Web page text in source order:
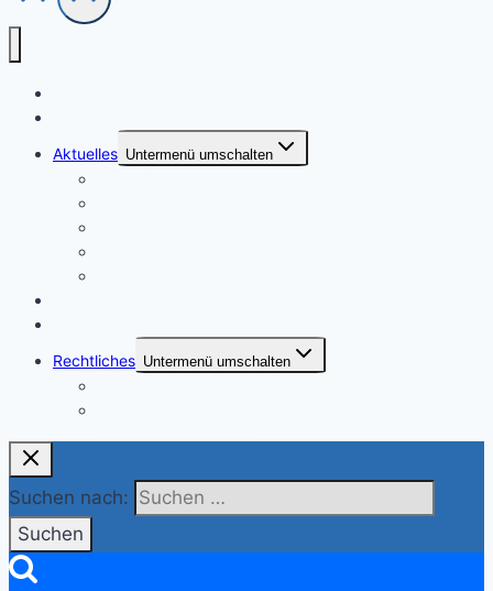
Aktuelles Untermenü umschalten
Rechtliches Untermenü umschalten
Suchen nach: